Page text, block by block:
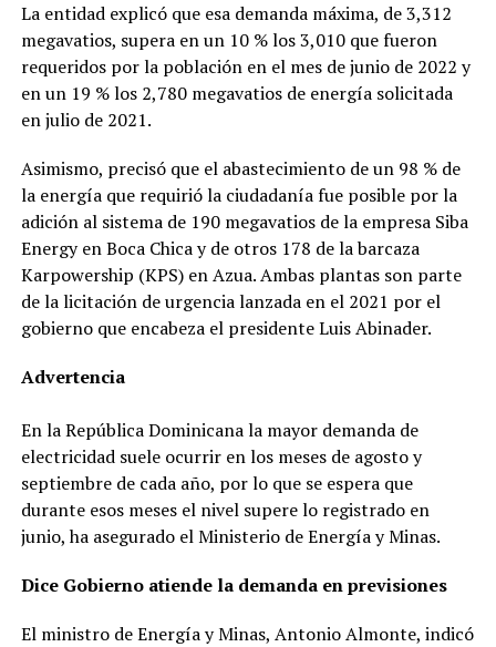
La entidad explicó que esa demanda máxima, de 3,312
megavatios, supera en un 10 % los 3,010 que fueron
requeridos por la población en el mes de junio de 2022 y
en un 19 % los 2,780 megavatios de energía solicitada
en julio de 2021.
Asimismo, precisó que el abastecimiento de un 98 % de
la energía que requirió la ciudadanía fue posible por la
adición al sistema de 190 megavatios de la empresa Siba
Energy en Boca Chica y de otros 178 de la barcaza
Karpowership (KPS) en Azua. Ambas plantas son parte
de la licitación de urgencia lanzada en el 2021 por el
gobierno que encabeza el presidente Luis Abinader.
Advertencia
En la República Dominicana la mayor demanda de
electricidad suele ocurrir en los meses de agosto y
septiembre de cada año, por lo que se espera que
durante esos meses el nivel supere lo registrado en
junio, ha asegurado el Ministerio de Energía y Minas.
Dice Gobierno atiende la demanda en previsiones
El ministro de Energía y Minas, Antonio Almonte, indicó